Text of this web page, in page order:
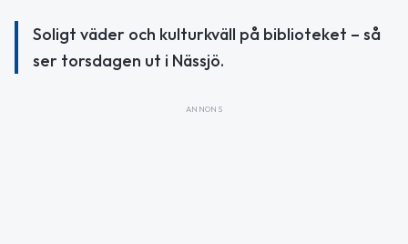
Soligt väder och kulturkväll på biblioteket – så
ser torsdagen ut i Nässjö.
ANNONS